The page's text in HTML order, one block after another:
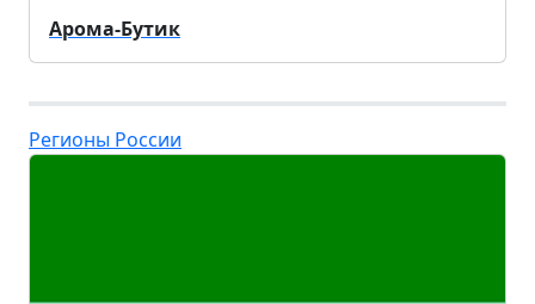
Арома-Бутик
Регионы России